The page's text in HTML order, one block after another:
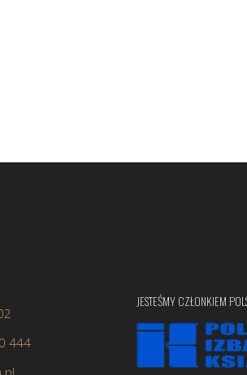
444
JESTEŚMY CZŁONKIEM